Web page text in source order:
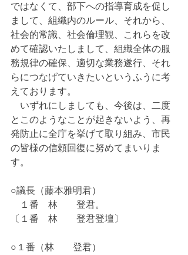
ではなくて、部下への指導育成を促し
まして、組織内のルール、それから、
社会的常識、社会倫理観、これらを改
めて確認いたしまして、組織全体の服
務規律の確保、適切な業務遂行、それ
らにつなげていきたいというふうに考
えております。
いずれにしましても、今後は、二度
とこのようなことが起きないよう、再
発防止に全庁を挙げて取り組み、市民
の皆様の信頼回復に努めてまいりま
す。
○議長（藤本雅明君）
１番　林　　登君。
〔１番　林　　登君登壇〕
○１番（林　　登君）